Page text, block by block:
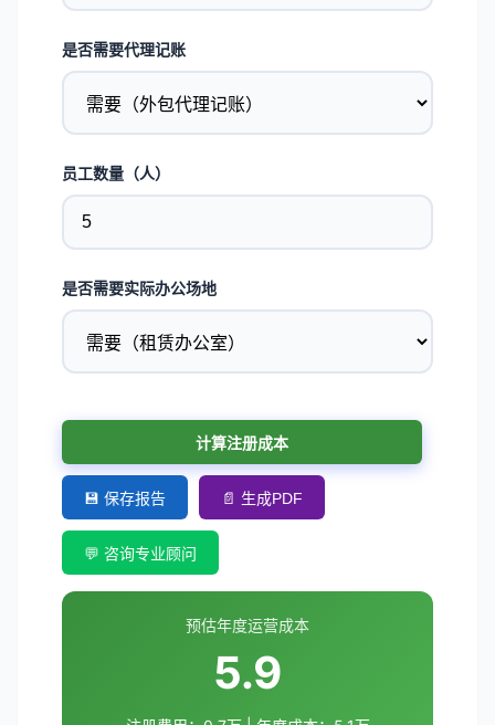
是否需要代理记账
员工数量（人）
是否需要实际办公场地
计算注册成本
💾 保存报告 📄 生成PDF
💬 咨询专业顾问
预估年度运营成本
5.9